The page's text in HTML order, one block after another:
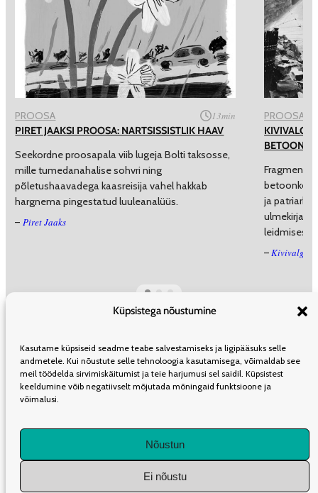
Küpsistega nõustumine
Kasutame küpsiseid seadme teabe salvestamiseks ja ligipääsuks selle
andmetele. Kui nõustute selle tehnoloogia kasutamisega, võimaldab see
meil töödelda sirvimiskäitumist ja teie harjumusi sel saidil. Küpsistest
keeldumine võib negatiivselt mõjutada mõningaid funktsioone ja
võimalusi.
Nõustun
Ei nõustu
PROOSA 13min
PIRET JAAKSI PROOSA: NARTSISSISTLIK HAAV
Seekordne proosapala viib lugeja Bolti taksosse,
mille tumedanahalise sohvri ning
põletushaavadega kaasreisija vahel hakkab
hargnema pingestatud luuleanalüüs.
– Piret Jaaks
PROOSA
ja
leidmisest.
– Kivivalgel
ÜLDINFOTOIMETUSKAASAUTORLUSESTREKLAAMLEVI
TELLIMINEKASUTUSTINGIMUSED
LIITU UUDISKIRJAGA